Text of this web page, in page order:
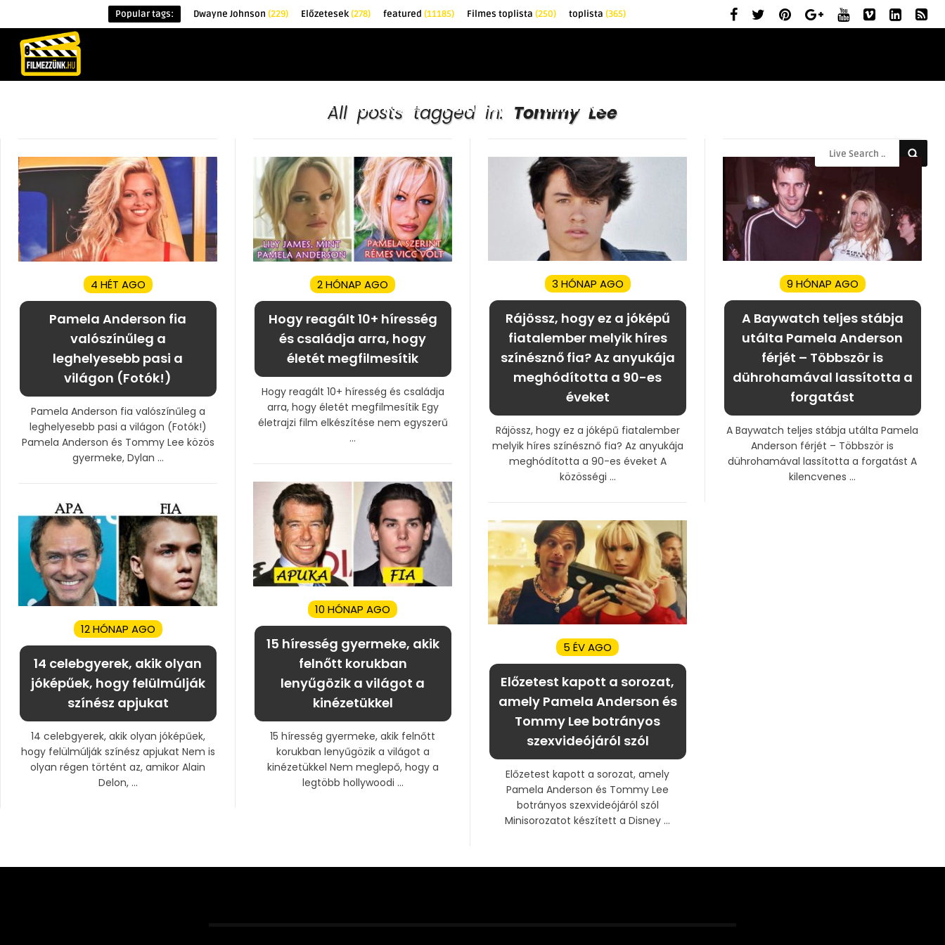
Popular tags: Dwayne Johnson (229) Előzetesek(278) featured (11185) Filmes toplista (250) toplista (365)
KRITIKÁK TOPLISTÁK FILMAJÁNLÓ
All posts tagged in: Tommy Lee
4 HÉT AGO
Pamela Anderson fia
valószínűleg a
leghelyesebb pasi a
világon (Fotók!)
Pamela Anderson fia valószínűleg a
leghelyesebb pasi a világon (Fotók!)
Pamela Anderson és Tommy Lee közös
gyermeke, Dylan ...
2 HÓNAP AGO
Hogy reagált 10+ híresség
és családja arra, hogy
életét megfilmesítik
Hogy reagált 10+ híresség és családja
arra, hogy életét megfilmesítik Egy
életrajzi film elkészítése nem egyszerű
...
3 HÓNAP AGO
Rájössz, hogy ez a jóképű
fiatalember melyik híres
színésznő fia? Az anyukája
meghódította a 90-es
éveket
Rájössz, hogy ez a jóképű fiatalember
melyik híres színésznő fia? Az anyukája
meghódította a 90-es éveket A
közösségi ...
9 HÓNAP AGO
A Baywatch teljes stábja
utálta Pamela Anderson
férjét – Többször is
dührohamával lassította a
forgatást
A Baywatch teljes stábja utálta Pamela
Anderson férjét – Többször is
dührohamával lassította a forgatást A
kilencvenes ...
10 HÓNAP AGO
15 híresség gyermeke, akik
felnőtt korukban
lenyűgözik a világot a
kinézetükkel
15 híresség gyermeke, akik felnőtt
korukban lenyűgözik a világot a
kinézetükkel Nem meglepő, hogy a
legtöbb hollywoodi ...
12 HÓNAP AGO
14 celebgyerek, akik olyan
jóképűek, hogy felülmúlják
színész apjukat
14 celebgyerek, akik olyan jóképűek,
hogy felülmúlják színész apjukat Nem is
olyan régen történt az, amikor Alain
Delon, ...
5 ÉV AGO
Előzetest kapott a sorozat,
amely Pamela Anderson és
Tommy Lee botrányos
szexvideójáról szól
Előzetest kapott a sorozat, amely
Pamela Anderson és Tommy Lee
botrányos szexvideójáról szól
Minisorozatot készített a Disney ...